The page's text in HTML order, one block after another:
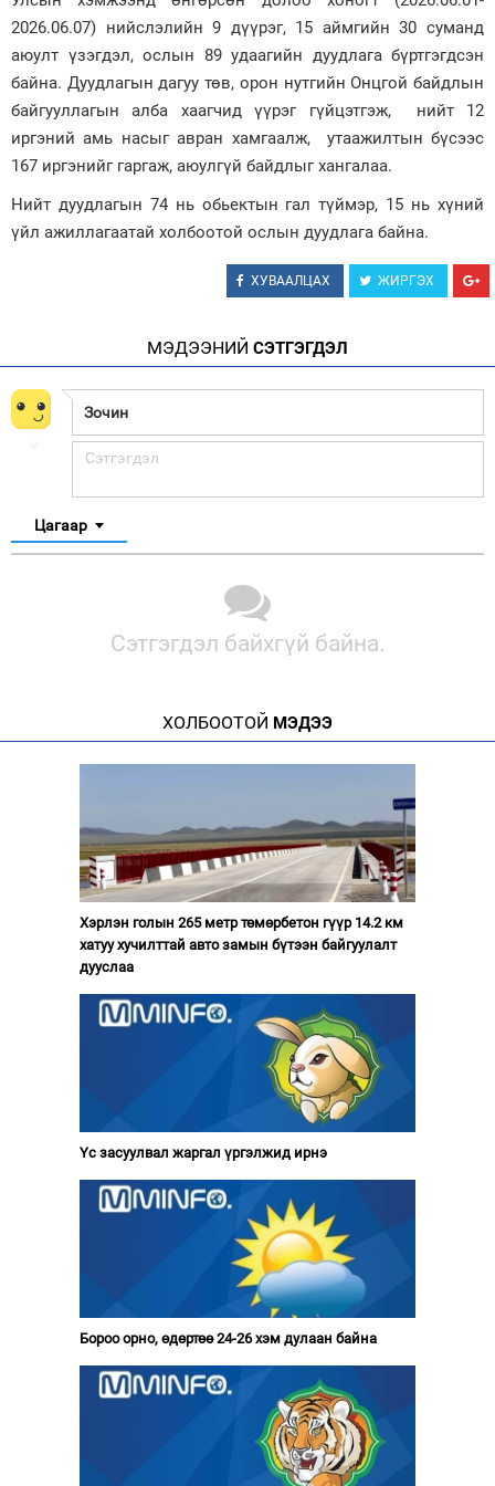
Зурхай
2026.06.07) нийслэлийн 9 дүүрэг, 15 аймгийн 30 суманд
аюулт үзэгдэл, ослын 89 удаагийн дуудлага бүртгэгдсэн
байна. Дуудлагын дагуу төв, орон нутгийн Онцгой байдлын
байгууллагын алба хаагчид үүрэг гүйцэтгэж, нийт 12
иргэний амь насыг авран хамгаалж, утаажилтын бүсээс
167 иргэнийг гаргаж, аюулгүй байдлыг хангалаа.
Нийт дуудлагын 74 нь обьектын гал түймэр, 15 нь хүний
үйл ажиллагаатай холбоотой ослын дуудлага байна.
ХУВААЛЦАХ ЖИРГЭХ
МЭДЭЭНИЙ СЭТГЭГДЭЛ
Цагаар
Сэтгэгдэл байхгүй байна.
ХОЛБООТОЙ МЭДЭЭ
Хэрлэн голын 265 метр төмөрбетон гүүр 14.2 км
хатуу хучилттай авто замын бүтээн байгуулалт
дууслаа
Үс засуулвал жаргал үргэлжид ирнэ
Бороо орно, өдөртөө 24-26 хэм дулаан байна